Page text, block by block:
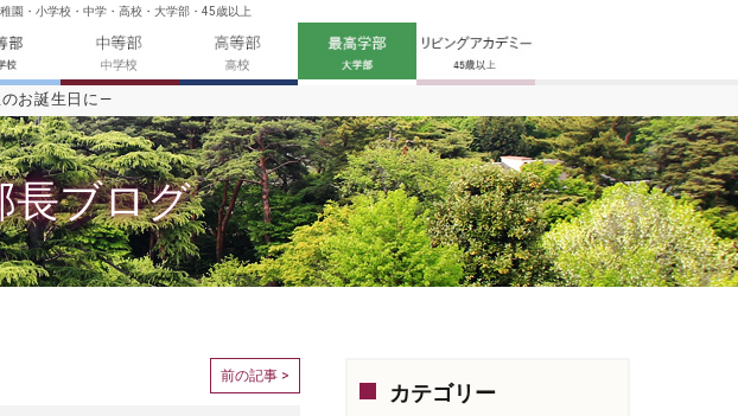
園・小学校・中学・高校・大学部・45歳以上
のお誕生日に―
長ブログ
前の記事 >
カテゴリー